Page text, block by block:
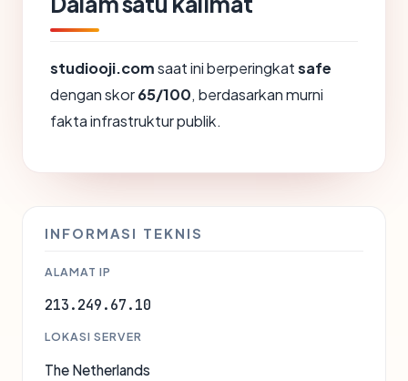
studiooji.comsaat ini berperingkatsafe
dengan skor65/100, berdasarkan murni
fakta infrastruktur publik.
INFORMASI TEKNIS
ALAMAT IP
213.249.67.10
LOKASI SERVER
The Netherlands